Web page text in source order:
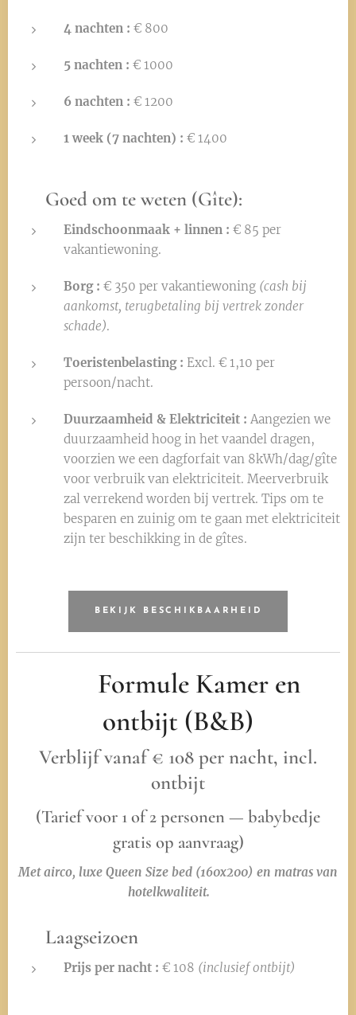
4 nachten : € 800
5 nachten : € 1000
6 nachten : € 1200
1 week (7 nachten) : € 1400
Goed om te weten (Gîte):
Eindschoonmaak + linnen : € 85 per
vakantiewoning.
Borg : € 350 per vakantiewoning (cash bij
aankomst, terugbetaling bij vertrek zonder
schade).
Toeristenbelasting : Excl. € 1,10 per
persoon/nacht.
Duurzaamheid & Elektriciteit : Aangezien we
duurzaamheid hoog in het vaandel dragen,
voorzien we een dagforfait van 8kWh/dag/gîte
voor verbruik van elektriciteit. Meerverbruik
zal verrekend worden bij vertrek. Tips om te
besparen en zuinig om te gaan met elektriciteit
zijn ter beschikking in de gîtes. 🌱
BEKIJK BESCHIKBAARHEID
🛏️ Formule Kamer en
ontbijt (B&B)
Verblijf vanaf € 108 per nacht, incl.
ontbijt
(Tarief voor 1 of 2 personen — babybedje
gratis op aanvraag)
Met airco, luxe Queen Size bed (160x200) en matras van
hotelkwaliteit. ✨
Laagseizoen
Prijs per nacht : € 108 (inclusief ontbijt)